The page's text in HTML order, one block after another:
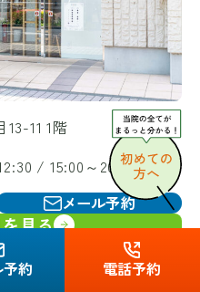
約 電話予約
11 1階
/ 15:00～20:00
メール予約
見る
整骨院